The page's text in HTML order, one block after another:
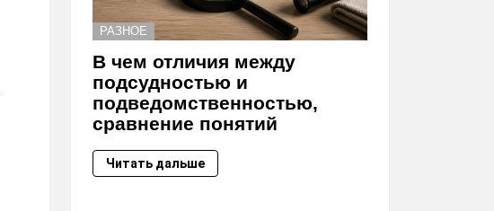
РАЗНОЕ
В чем отличия между
подсудностью и
подведомственностью,
сравнение понятий
Читать дальше